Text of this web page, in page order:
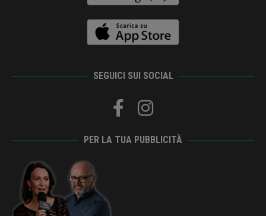
SEGUICI SUI SOCIAL
PER LA TUA PUBBLICITÀ